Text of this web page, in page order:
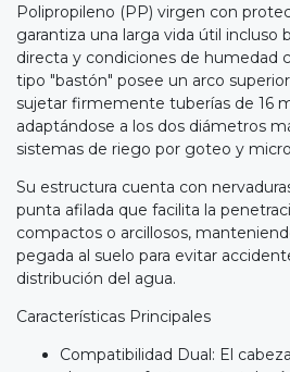
Polipropileno (PP) virgen con
garantiza una larga vida útil incluso
directa y condiciones de humedad
tipo "bastón" posee un arco
sujetar firmemente tuberías de 16
adaptándose a los dos diámetros
sistemas de riego por goteo y
Su estructura cuenta con
punta afilada que facilita la
compactos o arcillosos,
pegada al suelo para evitar
distribución del agua.
Características Principales
Compatibilidad Dual: El